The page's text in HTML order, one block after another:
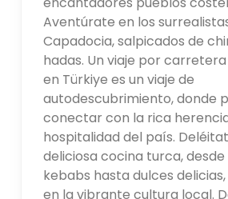
Aventúrate en los
Capadocia, salpicados de
hadas. Un viaje por
en Türkiye es un viaje de
autodescubrimiento, donde
conectar con la rica
hospitalidad del país.
deliciosa cocina turca,
kebabs hasta dulces
en la vibrante cultura local.